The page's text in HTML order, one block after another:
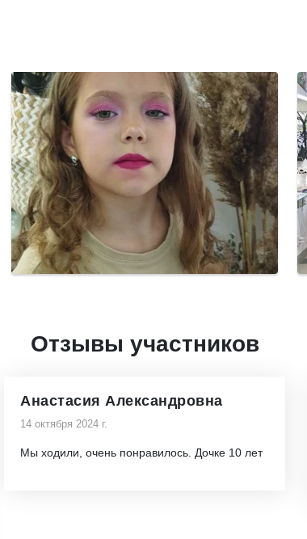
Отзывы участников
Анастасия Александровна
14 октября 2024 г.
Мы ходили, очень понравилось. Дочке 10 лет